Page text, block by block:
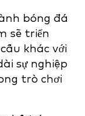
bóng đá
sẽ triển
khác với
sự nghiệp
trò chơi